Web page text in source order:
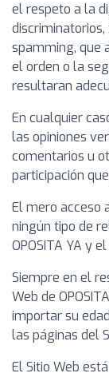
el respeto a la
spamming, que
el orden o la
resultaran
En cualquier
las opiniones
comentarios u
participación
El mero acceso
ningún tipo de
OPOSITA YA y
Siempre en el
Web de
importar su
las páginas del
El Sitio Web